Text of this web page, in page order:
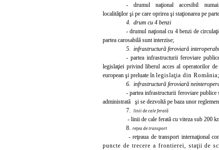
- drumul naţional accesibil
localităţilor şi pe care oprirea şi staţionarea pe
4. drum cu 4 benzi
- drumul naţional cu 4 benzi de
partea carosabilă sunt interzise;
5. infrastructură feroviară
- partea infrastructurii feroviare
legislaţiei privind liberul acces al operatorilor
european şi preluate în legislaţia din România;
6. infrastructură feroviară
- partea infrastructurii feroviare publice
administrată şi se dezvoltă pe baza unor
7.
linii de cale ferată
- linii de cale ferată cu viteza sub 200
8.
reţea de transport
- reţeaua de transport internaţional
puncte de trecere a frontierei, staţii de